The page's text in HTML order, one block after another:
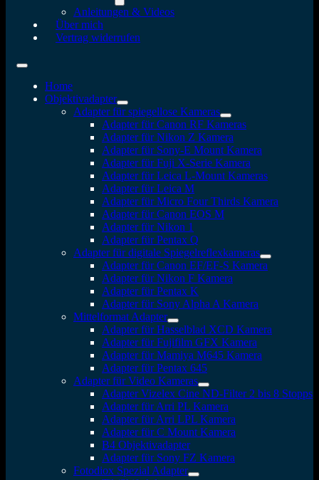
Anleitungen & Videos
Über mich
Vertrag widerrufen
Home
Objektivadapter
Adapter für spiegellose Kameras
Adapter für Canon RF Kameras
Adapter für Nikon Z Kamera
Adapter für Sony-E Mount Kamera
Adapter für Fuji X-Serie Kamera
Adapter für Leica L-Mount Kameras
Adapter für Leica M
Adapter für Micro Four Thirds Kamera
Adapter für Canon EOS M
Adapter für Nikon 1
Adapter für Pentax Q
Adapter für digitale Spiegelreflexkameras
Adapter für Canon EF/EF-S Kamera
Adapter für Nikon F Kamera
Adapter für Pentax K
Adapter für Sony Alpha A Kamera
Mittelformat Adapter
Adapter für Hasselblad XCD Kamera
Adapter für Fujifilm GFX Kamera
Adapter für Mamiya M645 Kamera
Adapter für Pentax 645
Adapter für Video Kameras
Adapter Vizelex Cine ND-Filter 2 bis 8 Stopps
Adapter für Arri PL Kamera
Adapter für Arri LPL Kamera
Adapter für C Mount Kamera
B4 Objektivadapter
Adapter für Sony FZ Kamera
Fotodiox Spezial Adapter